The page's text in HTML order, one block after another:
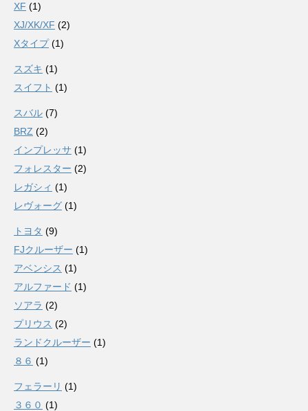
XF (1)
XJ/XK/XF (2)
Xタイプ(1)
スズキ (1)
スイフト (1)
スバル (7)
BRZ (2)
インプレッサ (1)
フォレスター (2)
レガシィ (1)
レヴォーグ (1)
トヨタ (9)
FJクルーザー (1)
アベンシス (1)
アルファード (1)
ソアラ (2)
プリウス (2)
ランドクルーザー (1)
８６ (1)
フェラーリ (1)
３６０ (1)